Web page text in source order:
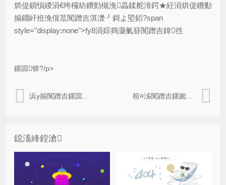
烘偍鎻愪緵涓€绔欏紡鐨勯槻浼畾鍒舵湇鍔★紝涓烘偍鐨勫
搧鐗屽拰浼佷笟闃蹭吉淇濋┚鎶よ埅銆?span
style="display:none">fy8涓婃捣灏氭簮闃蹭吉鍏徃
鏍囩锛?/p>
浜у搧闃蹭吉鏍囩鐨勮繍鐢ㄨ兘甯︽潵浠€涔堜紭鍔垮ソ澶勶紵 楦¤泲闃蹭吉鏍囪瘑杩芥函绯荤粺锛屾斁蹇冧拱鍒板ソ楦¤泲
鐚滀綘鍠滄